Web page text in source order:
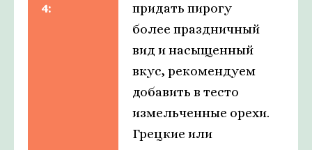
4:
придать пирогу
более праздничный
вид и насыщенный
вкус, рекомендуем
добавить в тесто
измельченные орехи.
Грецкие или